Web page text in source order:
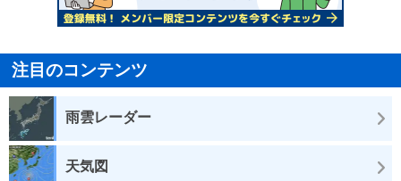
注目のコンテンツ
雨雲レーダー
天気図